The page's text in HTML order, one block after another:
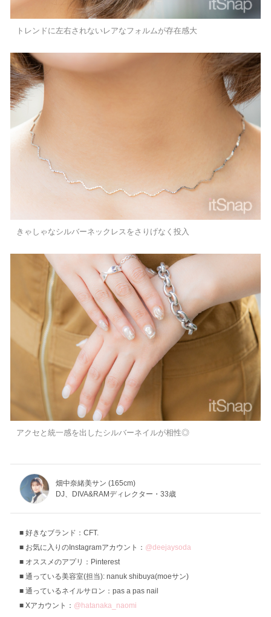
トレンドに左右されないレアなフォルムが存在感大
きゃしゃなシルバーネックレスをさりげなく投入
アクセと統一感を出したシルバーネイルが相性◎
畑中奈緒美サン (165cm)
DJ、DIVA&RAMディレクター・33歳
好きなブランド：CFT.
お気に入りのInstagramアカウント： @deejaysoda
オススメのアプリ：Pinterest
通っている美容室(担当): nanuk shibuya(moeサン)
通っているネイルサロン：pas a pas nail
Xアカウント： @hatanaka_naomi